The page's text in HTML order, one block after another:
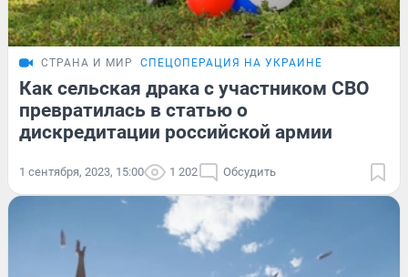
СТРАНА И МИР СПЕЦОПЕРАЦИЯ НА УКРАИНЕ
Как сельская драка с участником СВО
превратилась в статью о
дискредитации российской армии
1 сентября, 2023, 15:00 1 202 Обсудить